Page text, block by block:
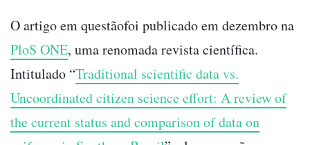
O artigo em questãofoi publicado em dezembro na
PloS ONE, uma renomada revista científica.
Intitulado “Traditional scientific data vs.
Uncoordinated citizen science effort: A review of
the current status and comparison of data on